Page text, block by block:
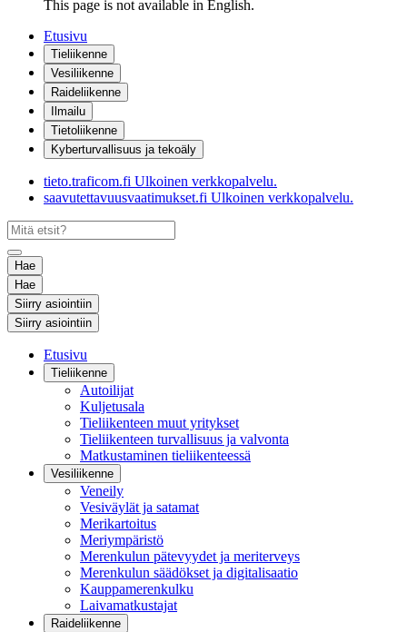
This page is not available in English.
Etusivu
Tieliikenne
Vesiliikenne
Raideliikenne
Ilmailu
Tietoliikenne
Kyberturvallisuus ja tekoäly
tieto.traficom.fi Ulkoinen verkkopalvelu.
saavutettavuusvaatimukset.fi Ulkoinen verkkopalvelu.
Hae
Hae
Siirry asiointiin
Siirry asiointiin
Etusivu
Tieliikenne
Autoilijat
Kuljetusala
Tieliikenteen muut yritykset
Tieliikenteen turvallisuus ja valvonta
Matkustaminen tieliikenteessä
Vesiliikenne
Veneily
Vesiväylät ja satamat
Merikartoitus
Meriympäristö
Merenkulun pätevyydet ja meriterveys
Merenkulun säädökset ja digitalisaatio
Kauppamerenkulku
Laivamatkustajat
Raideliikenne